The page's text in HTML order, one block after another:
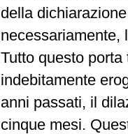
della
Tutto questo
indebitamente
anni passati, il
cinque mesi.